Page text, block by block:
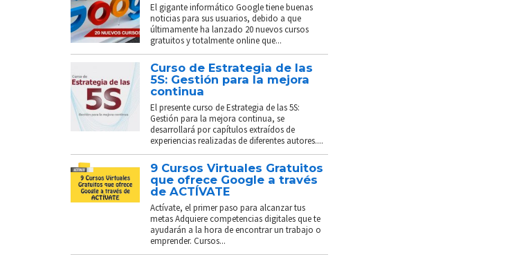
El gigante informático Google tiene buenas
noticias para sus usuarios, debido a que
últimamente ha lanzado 20 nuevos cursos
gratuitos y totalmente online que...
Curso de Estrategia de las
5S: Gestión para la mejora
continua
El presente curso de Estrategia de las 5S:
Gestión para la mejora continua, se
desarrollará por capítulos extraídos de
experiencias realizadas de diferentes autores....
9 Cursos Virtuales Gratuitos
que ofrece Google a través
de ACTÍVATE
Actívate, el primer paso para alcanzar tus
metas Adquiere competencias digitales que te
ayudarán a la hora de encontrar un trabajo o
emprender. Cursos...